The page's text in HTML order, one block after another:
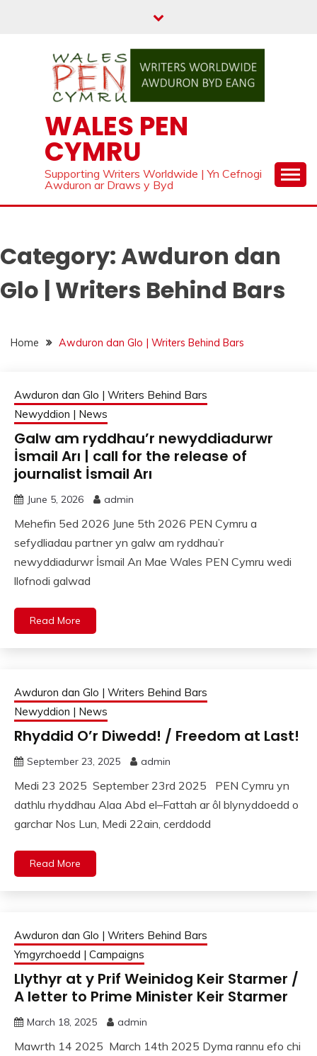
WALES PEN
CYMRU
Supporting Writers Worldwide | Yn Cefnogi
Awduron ar Draws y Byd
Category:Awduron dan
Glo | Writers Behind Bars
Home Awduron dan Glo | Writers Behind Bars
Awduron dan Glo | Writers Behind Bars
Newyddion | News
Galw am ryddhau’r newyddiadurwr
İsmail Arı | call for the release of
journalist İsmail Arı
June 5, 2026 admin
Mehefin 5ed 2026 June 5th 2026 PEN Cymru a
sefydliadau partner yn galw am ryddhau’r
newyddiadurwr İsmail Arı Mae Wales PEN Cymru wedi
llofnodi galwad
Read More
Awduron dan Glo | Writers Behind Bars
Newyddion | News
Rhyddid O’r Diwedd! / Freedom at Last!
September 23, 2025 admin
Medi 23 2025 September 23rd 2025 PEN Cymru yn
dathlu rhyddhau Alaa Abd el–Fattah ar ôl blynyddoedd o
garchar Nos Lun, Medi 22ain, cerddodd
Read More
Awduron dan Glo | Writers Behind Bars
Ymgyrchoedd | Campaigns
Llythyr at y Prif Weinidog Keir Starmer /
A letter to Prime Minister Keir Starmer
March 18, 2025 admin
Mawrth 14 2025 March 14th 2025 Dyma rannu efo chi